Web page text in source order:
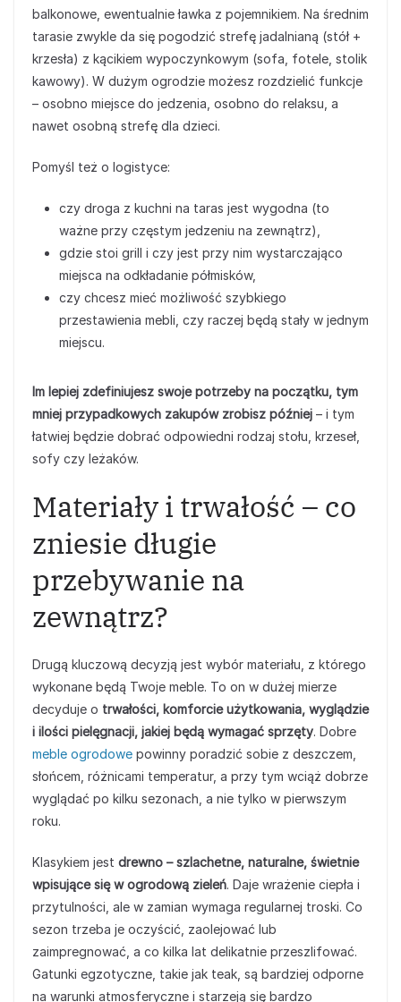
balkonowe, ewentualnie ławka z pojemnikiem. Na średnim
tarasie zwykle da się pogodzić strefę jadalnianą (stół +
krzesła) z kącikiem wypoczynkowym (sofa, fotele, stolik
kawowy). W dużym ogrodzie możesz rozdzielić funkcje
– osobno miejsce do jedzenia, osobno do relaksu, a
nawet osobną strefę dla dzieci.
Pomyśl też o logistyce:
czy droga z kuchni na taras jest wygodna (to
ważne przy częstym jedzeniu na zewnątrz),
gdzie stoi grill i czy jest przy nim wystarczająco
miejsca na odkładanie półmisków,
czy chcesz mieć możliwość szybkiego
przestawienia mebli, czy raczej będą stały w jednym
miejscu.
Im lepiej zdefiniujesz swoje potrzeby na początku, tym
mniej przypadkowych zakupów zrobisz później – i tym
łatwiej będzie dobrać odpowiedni rodzaj stołu, krzeseł,
sofy czy leżaków.
Materiały i trwałość – co
zniesie długie
przebywanie na
zewnątrz?
Drugą kluczową decyzją jest wybór materiału, z którego
wykonane będą Twoje meble. To on w dużej mierze
decyduje o trwałości, komforcie użytkowania, wyglądzie
i ilości pielęgnacji, jakiej będą wymagać sprzęty. Dobre
meble ogrodowe powinny poradzić sobie z deszczem,
słońcem, różnicami temperatur, a przy tym wciąż dobrze
wyglądać po kilku sezonach, a nie tylko w pierwszym
roku.
Klasykiem jest drewno – szlachetne, naturalne, świetnie
wpisujące się w ogrodową zieleń. Daje wrażenie ciepła i
przytulności, ale w zamian wymaga regularnej troski. Co
sezon trzeba je oczyścić, zaolejować lub
zaimpregnować, a co kilka lat delikatnie przeszlifować.
Gatunki egzotyczne, takie jak teak, są bardziej odporne
na warunki atmosferyczne i starzeją się bardzo